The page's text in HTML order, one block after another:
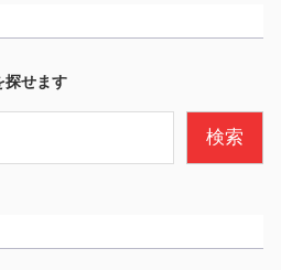
e
o
o
探せます
検索